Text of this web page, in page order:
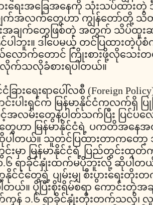
ားရေးအခြေအနေကို သုံးသပ်ထားတဲ့ ဒီ
က်အလက်တွေဟာ ကျွန်တော်တို့ သိတ
အချက်တွေဖြစ်တဲ့ အတွက် သိပ်ထူး
ပါဘူး။ ဒါပေမယ့် တင်ပြထားတဲ့
ောက်တောင် ကြိုးစားဖို့လိုသေ
လိုက်သလိုခံစားရပါတယ်။
ခြားရေးရာပေါ်လစီ (Foreign
င်းပါးရှင်က မြန်မာနိုင်ငံကလက်ရှိ ပြု
အလမ်းတွေနဲ့ပါတ်သက်ပြီး ပြင်ပလ
ေဟာ မြန်မာနိုင်ငံရဲ့ ပကတိအနေ
ါတယ်။ သူတင်ပြထားတာကတော့ ၁
းမှာ မြန်မာနိုင်ငံရဲ့ ပြည်တွင်းထု
.၆ ရာခိုင်နှုံးထက်မပိုဘူးလို့ ဆိုပါတ
ာ့နိုင်ငံတွေရဲ့ ပျမ်းမျှ စီးပွားရ
တယ်။ ပိုပြီးစိုးရိမ်စရာ ကောင်း
န် ၁.၆ ရာခိုင်နှုံးတိုးတက်သလို၊